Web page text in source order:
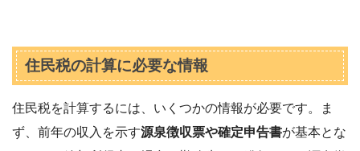
住民税の計算に必要な情報
住民税を計算するには、いくつかの情報が必要です。ま
ず、前年の収入を示す源泉徴収票や確定申告書が基本とな